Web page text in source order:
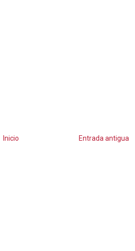
Entrada antigua
Inicio